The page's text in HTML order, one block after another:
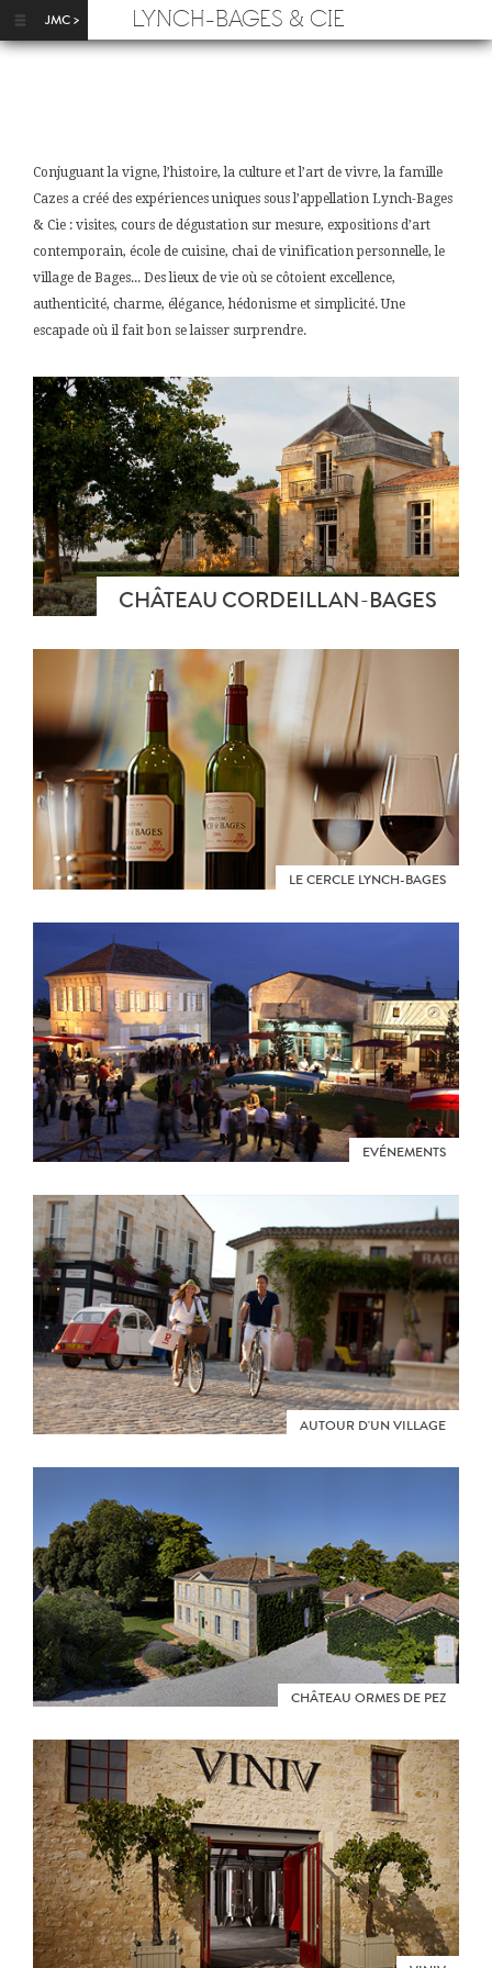
Aller au contenu principalLYNCH-BAGES & CIE
Conjuguant la vigne, l’histoire, la culture et l’art de vivre, la famille
Cazes a créé des expériences uniques sous l’appellation Lynch-Bages
& Cie : visites, cours de dégustation sur mesure, expositions d’art
contemporain, école de cuisine, chai de vinification personnelle, le
village de Bages... Des lieux de vie où se côtoient excellence,
authenticité, charme, élégance, hédonisme et simplicité. Une
escapade où il fait bon se laisser surprendre.